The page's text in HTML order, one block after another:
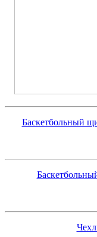
Баскетбольный